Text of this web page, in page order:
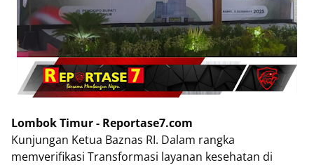
Lombok Timur - Reportase7.com
Kunjungan Ketua Baznas RI. Dalam rangka
memverifikasi Transformasi layanan kesehatan di